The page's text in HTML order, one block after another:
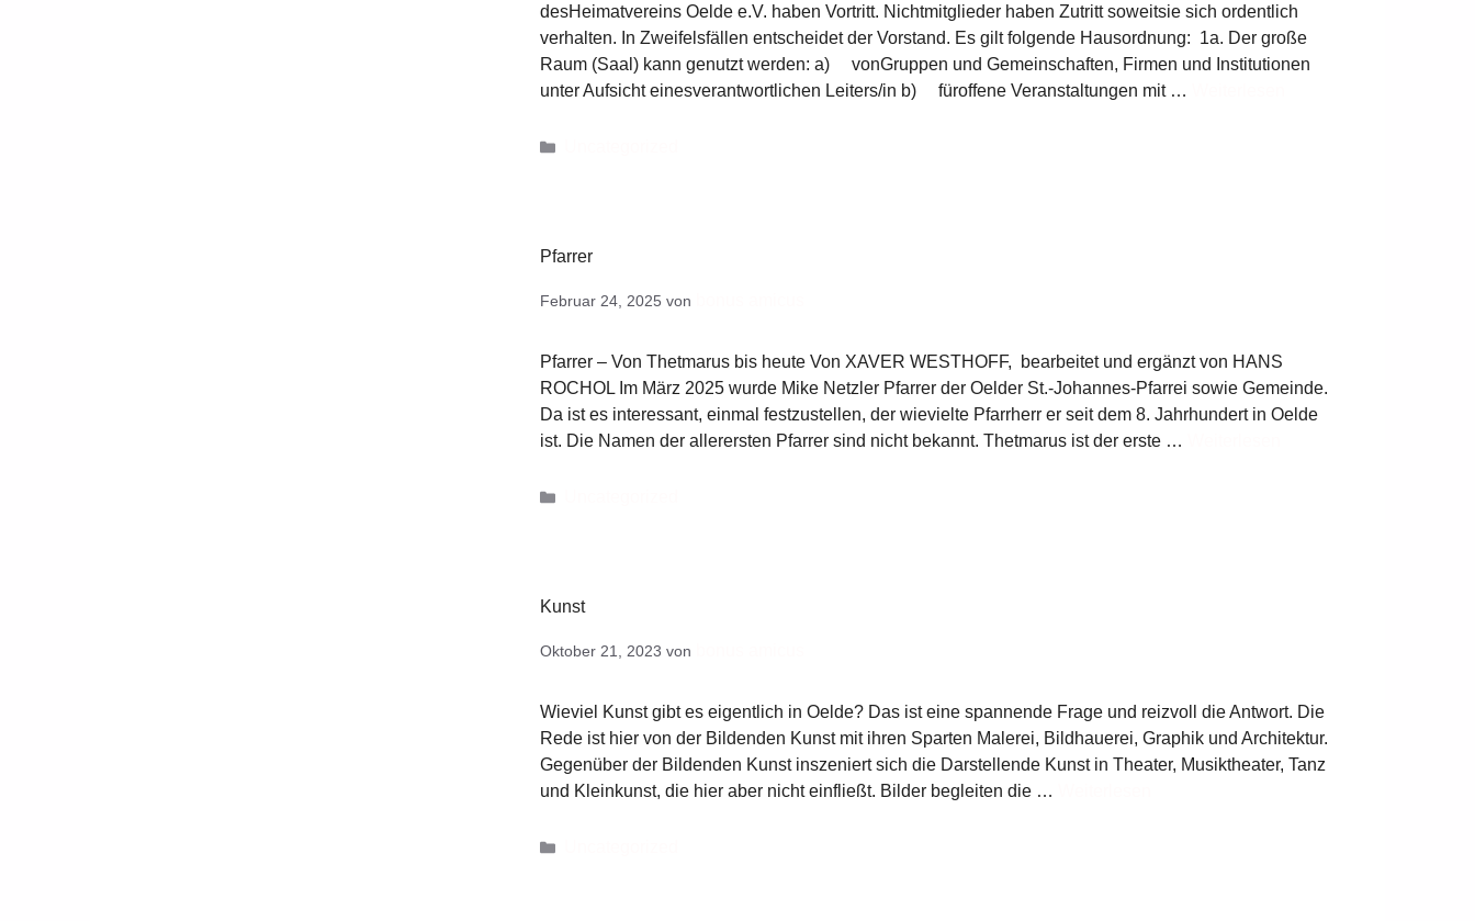
desHeimatvereins Oelde e.V. haben Vortritt. Nichtmitglieder haben Zutritt soweitsie sich ordentlich
verhalten. In Zweifelsfällen entscheidet der Vorstand. Es gilt folgende Hausordnung: 1a. Der große
Raum (Saal) kann genutzt werden: a) vonGruppen und Gemeinschaften, Firmen und Institutionen
unter Aufsicht einesverantwortlichen Leiters/in b) füroffene Veranstaltungen mit …
Pfarrer
Februar 24, 2025 von
Pfarrer – Von Thetmarus bis heute Von XAVER WESTHOFF, bearbeitet und ergänzt von HANS
ROCHOL Im März 2025 wurde Mike Netzler Pfarrer der Oelder St.-Johannes-Pfarrei sowie Gemeinde.
Da ist es interessant, einmal festzustellen, der wievielte Pfarrherr er seit dem 8. Jahrhundert in Oelde
ist. Die Namen der allerersten Pfarrer sind nicht bekannt. Thetmarus ist der erste …
Kunst
Oktober 21, 2023 von
Wieviel Kunst gibt es eigentlich in Oelde? Das ist eine spannende Frage und reizvoll die Antwort. Die
Rede ist hier von der Bildenden Kunst mit ihren Sparten Malerei, Bildhauerei, Graphik und Architektur.
Gegenüber der Bildenden Kunst inszeniert sich die Darstellende Kunst in Theater, Musiktheater, Tanz
und Kleinkunst, die hier aber nicht einfließt. Bilder begleiten die …